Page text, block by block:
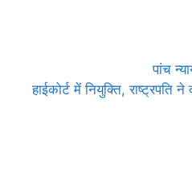
पांच
हाईकोर्ट में नियुक्ति, राष्ट्रपति ने